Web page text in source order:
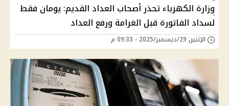
وزارة الكهرباء تحذر أصحاب العداد القديم: يومان فقط
لسداد الفاتورة قبل الغرامة ورفع العداد
الإثنين 29/ديسمبر/2025 - 09:33 م